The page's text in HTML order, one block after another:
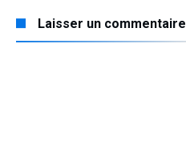
Laisser un commentaire